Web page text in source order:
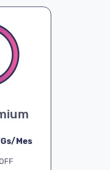
Gs/Mes